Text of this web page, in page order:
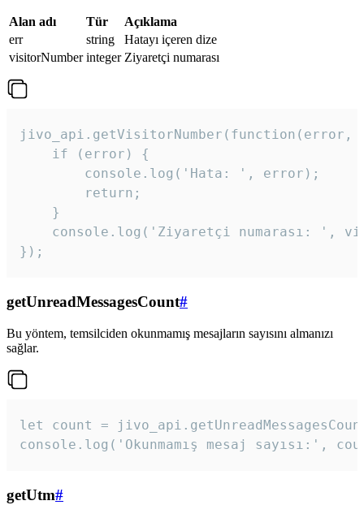
Alan adı Tür
Açıklama
err
string
Hatayı içeren dize
visitorNumber integer Ziyaretçi numarası
jivo_api.getVisitorNumber(function(error,
    if (error) {
        console.log('Hata: ', error);
        return;
    }
console.log('Ziyaretçi numarası: ',
});
getUnreadMessagesCount#
Bu yöntem, temsilciden okunmamış mesajların sayısını almanızı
sağlar.
let count =
console.log('Okunmamış mesaj sayısı:',
getUtm#